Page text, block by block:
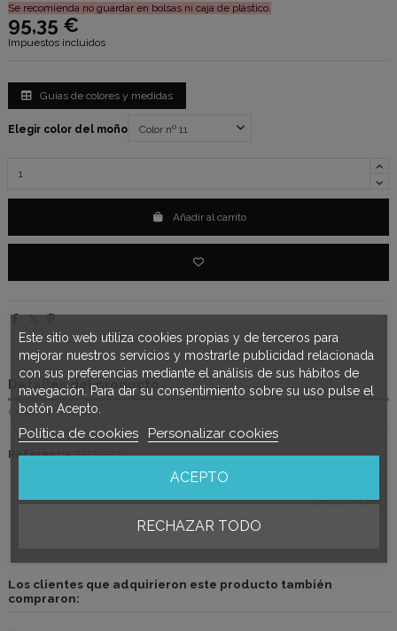
Se recomienda no guardar en bolsas ni caja de plástico.
95,35 €
Impuestos incluidos
Guías de colores y medidas
Elegir color del moño
Añadir al carrito
Detalles del producto
Opiniones(0)
Referencia TRENZAN11
Los clientes que adquirieron este producto también
compraron:
Este sitio web utiliza cookies propias y de terceros para
mejorar nuestros servicios y mostrarle publicidad relacionada
con sus preferencias mediante el análisis de sus hábitos de
navegación. Para dar su consentimiento sobre su uso pulse el
botón Acepto.
Política de cookies Personalizar cookies
RECHAZAR TODO
ACEPTO